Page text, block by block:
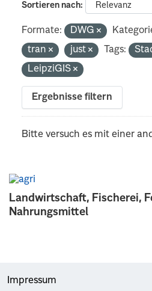
Landwirtschaft, Fischerei,
Nahrungsmittel
Sortieren nach
Formate: DWG
tran
just Tags:
LeipziGIS
Ergebnisse filtern
Bitte versuch es mit einer
Impressum